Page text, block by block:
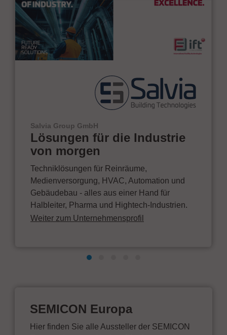
Salvia Group GmbH
Lösungen für die Industrie
von morgen
Techniklösungen für Reinräume,
Medienversorgung, HVAC, Automation und
Gebäudebau - alles aus einer Hand für
Halbleiter, Pharma und Hightech-Industrien.
Weiter zum Unternehmensprofil
SEMICON Europa
Hier finden Sie alle Aussteller der SEMICON